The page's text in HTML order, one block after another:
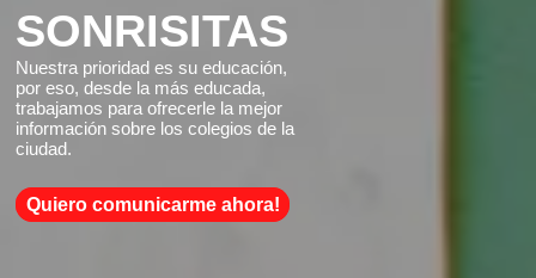
SONRISITAS
Nuestra prioridad es su educación,
por eso, desde la más educada,
trabajamos para ofrecerle la mejor
información sobre los colegios de la
ciudad.
Quiero comunicarme ahora!